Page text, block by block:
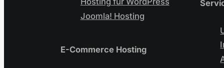
Joomla! Hosting
E-Commerce Hosting